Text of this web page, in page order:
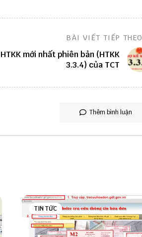
BÀI VIẾT TIẾP THEO
mới nhất phiên bản (HTKK
3.3.4) của TCT
Thêm bình luận
TIN TỨC